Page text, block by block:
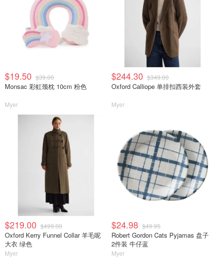
$19.50 $39.00
Monsac 彩虹颈枕 10cm 粉色
Myer
$244.30 $349.00
Oxford Calliope 单排扣西装外套
Myer
$219.00 $499.00
Oxford Kerry Funnel Collar 羊毛呢
大衣 绿色
Myer
$24.98 $49.95
Robert Gordon Cats Pyjamas 盘子
2件装 牛仔蓝
Myer